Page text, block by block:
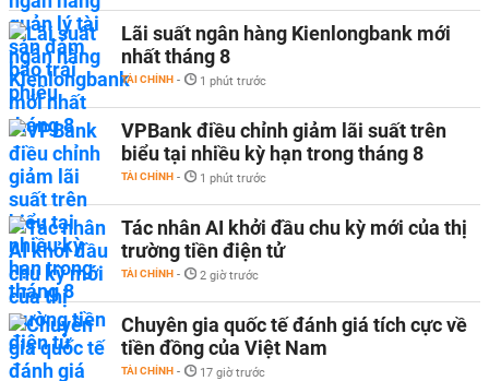
Lãi suất ngân hàng Kienlongbank mới
nhất tháng 8
TÀI CHÍNH - 1 phút trước
VPBank điều chỉnh giảm lãi suất trên
biểu tại nhiều kỳ hạn trong tháng 8
TÀI CHÍNH - 1 phút trước
Tác nhân AI khởi đầu chu kỳ mới của thị
trường tiền điện tử
TÀI CHÍNH - 2 giờ trước
Chuyên gia quốc tế đánh giá tích cực về
tiền đồng của Việt Nam
TÀI CHÍNH - 17 giờ trước